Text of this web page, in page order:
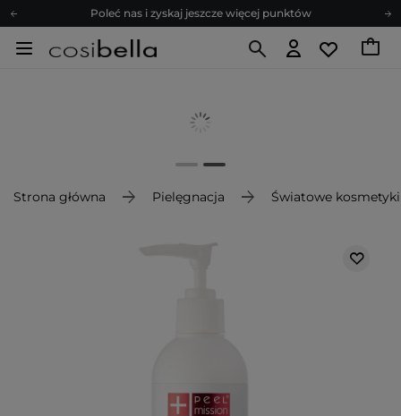
Poleć nas i zyskaj jeszcze więcej punktów
Zapisz się na newsletter pełen porad
Poleć nas i zyskaj jeszcze więcej punktów
Strona główna Pielęgnacja Światowe kosmetyki